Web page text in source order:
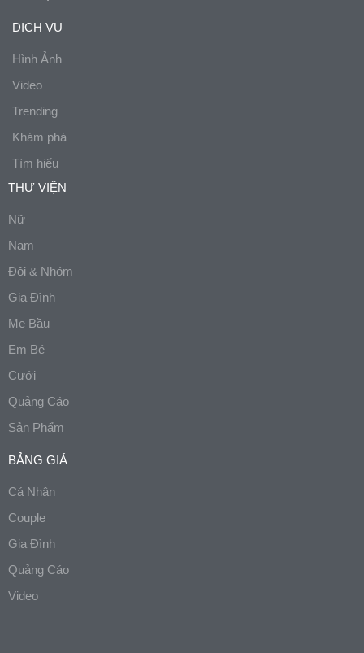
DỊCH VỤ
Hình Ảnh
Video
Trending
Khám phá
Tìm hiểu
THƯ VIỆN
Nữ
Nam
Đôi & Nhóm
Gia Đình
Mẹ Bầu
Em Bé
Cưới
Quảng Cáo
Sản Phẩm
BẢNG GIÁ
Cá Nhân
Couple
Gia Đình
Quảng Cáo
Video